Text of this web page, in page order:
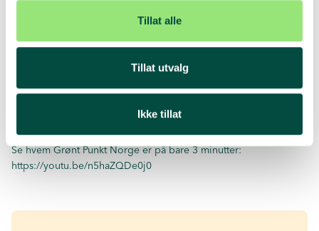
Tillat alle
Tillat utvalg
Ikke tillat
og råd om miljøsmart emballasje for din bedrift. Ring oss på 22
12 15 00 eller send en mail tilpost@grontpunkt.no
Se hvem Grønt Punkt Norge er på bare 3 minutter:
https://youtu.be/n5haZQDe0j0